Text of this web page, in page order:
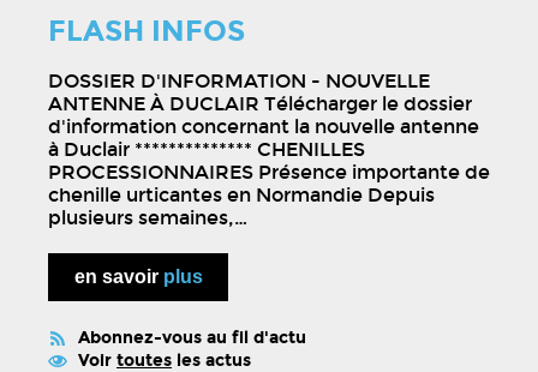
FLASH INFOS
DOSSIER D'INFORMATION - NOUVELLE
ANTENNE À DUCLAIR Télécharger le dossier
d'information concernant la nouvelle antenne
à Duclair ************** CHENILLES
PROCESSIONNAIRES Présence importante de
chenille urticantes en Normandie Depuis
plusieurs semaines,…
en savoir plus
Abonnez-vous au fil d'actu
Voir toutes les actus